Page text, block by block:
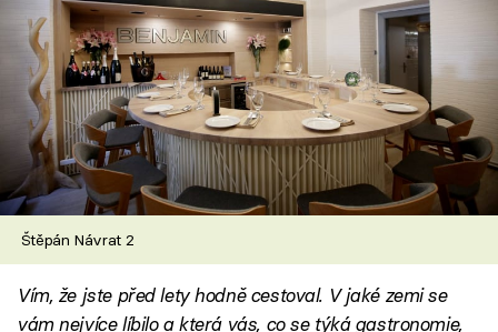
Štěpán Návrat 2
Vím, že jste před lety hodně cestoval. V jaké zemi se
vám nejvíce líbilo a která vás, co se týká gastronomie,